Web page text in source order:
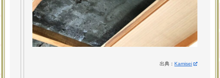
出典：Kamisei